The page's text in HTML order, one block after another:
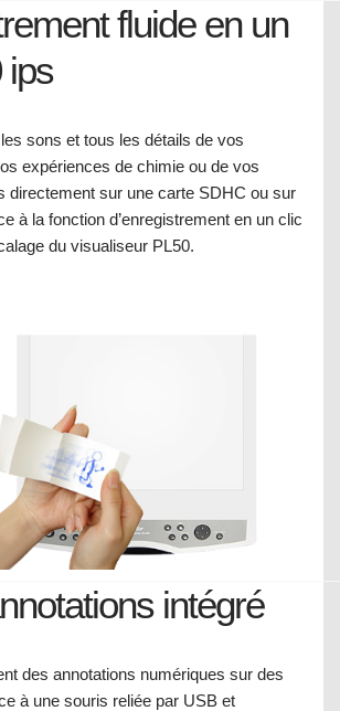
fluide en un
ips
sons et tous les détails de vos
expériences de chimie ou de vos
directement sur une carte SDHC ou sur
à la fonction d’enregistrement en un clic
du visualiseur PL50.
intégré
des annotations numériques sur des
à une souris reliée par USB et